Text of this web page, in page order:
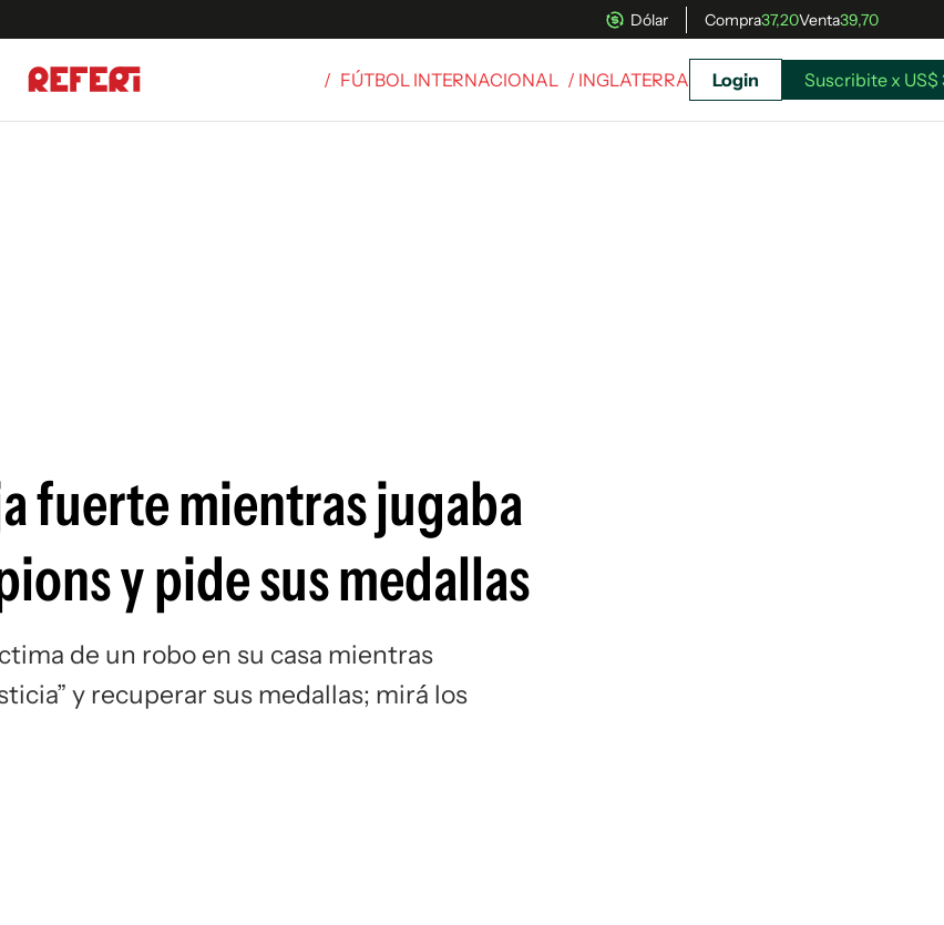
Dólar Compra37,20Venta39,70
Siguenos en:
/ FÚTBOL INTERNACIONAL / INGLATERRA Login Suscribite x US$
fuerte mientras jugaba
y pide sus medallas
de un robo en su casa mientras
y recuperar sus medallas; mirá los